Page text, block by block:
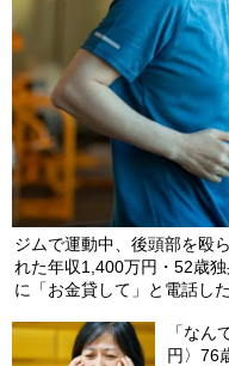
ジムで運動中、後頭部を殴
れた年収1,400万円・52歳
に「お金貸して」と電話し
「な
円〉76